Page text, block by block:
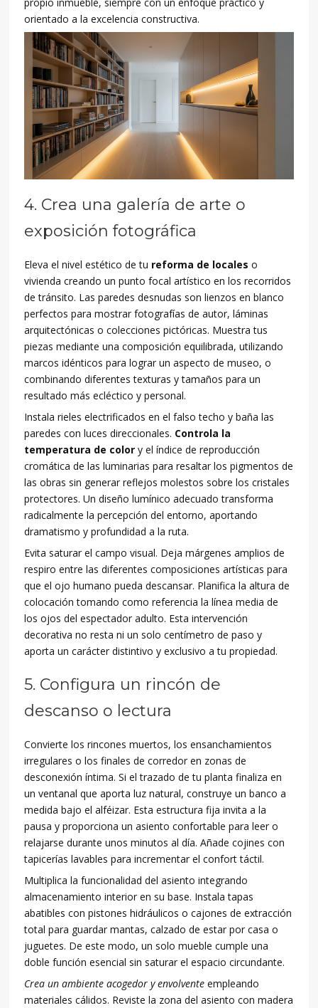
orientado a la excelencia constructiva.
4. Crea una galería de arte o
exposición fotográfica
Eleva el nivel estético de tu reforma de locales o
vivienda creando un punto focal artístico en los recorridos
de tránsito. Las paredes desnudas son lienzos en blanco
perfectos para mostrar fotografías de autor, láminas
arquitectónicas o colecciones pictóricas. Muestra tus
piezas mediante una composición equilibrada, utilizando
marcos idénticos para lograr un aspecto de museo, o
combinando diferentes texturas y tamaños para un
resultado más ecléctico y personal.
Instala rieles electrificados en el falso techo y baña las
paredes con luces direccionales. Controla la
temperatura de color y el índice de reproducción
cromática de las luminarias para resaltar los pigmentos de
las obras sin generar reflejos molestos sobre los cristales
protectores. Un diseño lumínico adecuado transforma
radicalmente la percepción del entorno, aportando
dramatismo y profundidad a la ruta.
Evita saturar el campo visual. Deja márgenes amplios de
respiro entre las diferentes composiciones artísticas para
que el ojo humano pueda descansar. Planifica la altura de
colocación tomando como referencia la línea media de
los ojos del espectador adulto. Esta intervención
decorativa no resta ni un solo centímetro de paso y
aporta un carácter distintivo y exclusivo a tu propiedad.
5. Configura un rincón de
descanso o lectura
Convierte los rincones muertos, los ensanchamientos
irregulares o los finales de corredor en zonas de
desconexión íntima. Si el trazado de tu planta finaliza en
un ventanal que aporta luz natural, construye un banco a
medida bajo el alféizar. Esta estructura fija invita a la
pausa y proporciona un asiento confortable para leer o
relajarse durante unos minutos al día. Añade cojines con
tapicerías lavables para incrementar el confort táctil.
Multiplica la funcionalidad del asiento integrando
almacenamiento interior en su base. Instala tapas
abatibles con pistones hidráulicos o cajones de extracción
total para guardar mantas, calzado de estar por casa o
juguetes. De este modo, un solo mueble cumple una
doble función esencial sin saturar el espacio circundante.
Crea un ambiente acogedor y envolvente empleando
materiales cálidos. Reviste la zona del asiento con madera